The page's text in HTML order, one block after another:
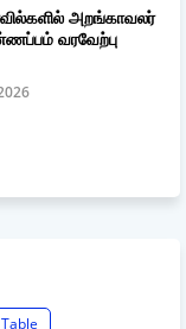
அறங்காவலர்
வரவேற்பு